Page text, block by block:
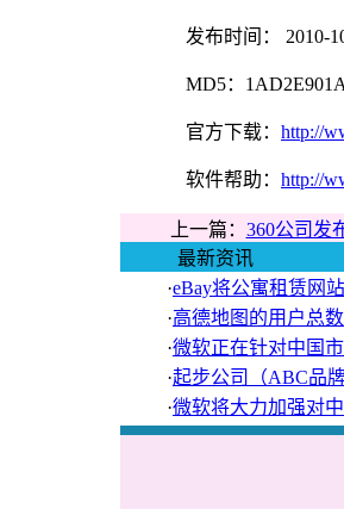
发布时间： 2010-
MD5：
官方下载： http://
软件帮助： http://
上一篇： 360公司发
最新资讯
·eBay将公寓租赁网
·高德地图的用户总
·微软正在针对中国
·起步公司（ABC品
·微软将大力加强对